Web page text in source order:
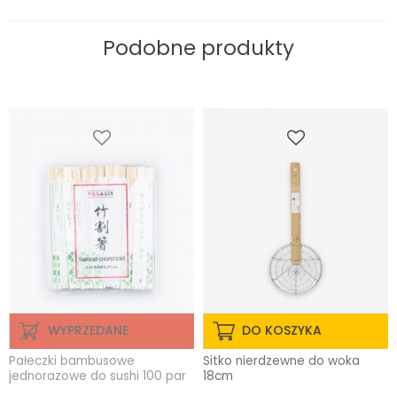
Podobne produkty
WYPRZEDANE
Pałeczki bambusowe
jednorazowe do sushi 100 par
DO KOSZYKA
Sitko nierdzewne do woka
18cm